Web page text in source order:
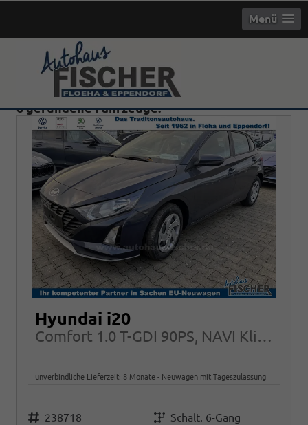
Menü
6 gefundene Fahrzeuge:
Hyundai i20
Comfort 1.0 T-GDI 90PS, NAVI Klima PDC Rückfahrkamera Tempomat Alarm
unverbindliche Lieferzeit: 8 Monate Neuwagen mit Tageszulassung
Fahrzeugnr.
238718
Getriebe
Schalt. 6-Gang